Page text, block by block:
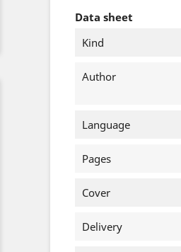
Data sheet
Kind
Author
Language
Pages
Cover
Delivery